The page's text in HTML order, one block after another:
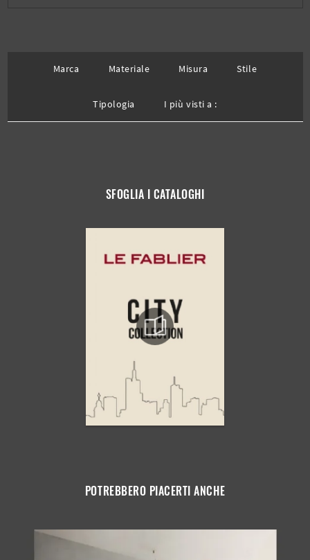
Marca Materiale Misura Stile
Tipologia I più visti a :
SFOGLIA I CATALOGHI
POTREBBERO PIACERTI ANCHE